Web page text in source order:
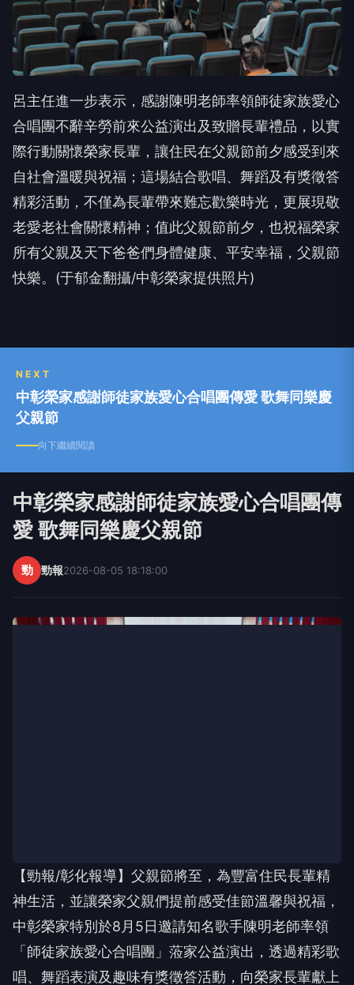
呂主任進一步表示，感謝陳明老師率領師徒家族愛心
合唱團不辭辛勞前來公益演出及致贈長輩禮品，以實
際行動關懷榮家長輩，讓住民在父親節前夕感受到來
自社會溫暖與祝福；這場結合歌唱、舞蹈及有獎徵答
精彩活動，不僅為長輩帶來難忘歡樂時光，更展現敬
老愛老社會關懷精神；值此父親節前夕，也祝福榮家
所有父親及天下爸爸們身體健康、平安幸福，父親節
快樂。(于郁金翻攝/中彰榮家提供照片)
NEXT
中彰榮家感謝師徒家族愛心合唱團傳愛 歌舞同樂慶
父親節
向下繼續閱讀
中彰榮家感謝師徒家族愛心合唱團傳
愛 歌舞同樂慶父親節
勁 勁報2026-08-05 18:18:00
【勁報/彰化報導】父親節將至，為豐富住民長輩精
神生活，並讓榮家父親們提前感受佳節溫馨與祝福，
中彰榮家特別於8月5日邀請知名歌手陳明老師率領
「師徒家族愛心合唱團」蒞家公益演出，透過精彩歌
唱、舞蹈表演及趣味有獎徵答活動，向榮家長輩獻上